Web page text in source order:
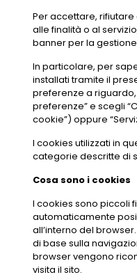
Per accettare,
alle finalità o al
banner per la
In particolare, per
installati tramite il
preferenze a
preferenze” e scegli
cookie”) oppure
I cookies utilizzati in
categorie descritte di
Cosa sono i cookies
I cookies sono piccoli
automaticamente
all’interno del
di base sulla
browser vengono
visita il sito.